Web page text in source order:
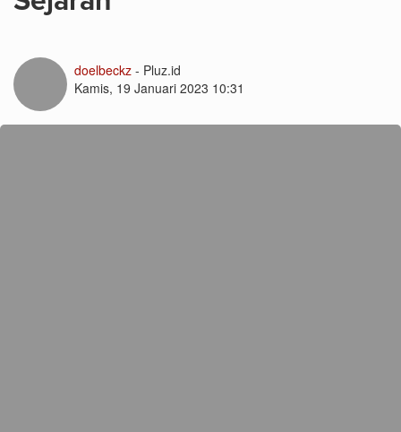
doelbeckz - Pluz.id
Kamis, 19 Januari 2023 10:31